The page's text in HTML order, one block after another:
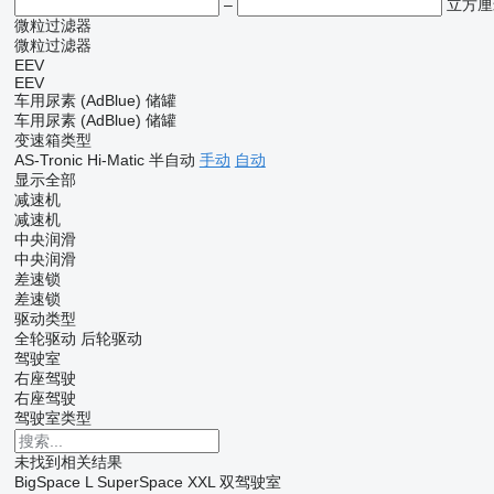
–
立方
微粒过滤器
微粒过滤器
EEV
EEV
车用尿素 (AdBlue) 储罐
车用尿素 (AdBlue) 储罐
变速箱类型
AS-Tronic Hi-Matic 半自动 手动 自动
显示全部
减速机
减速机
中央润滑
中央润滑
差速锁
差速锁
驱动类型
全轮驱动 后轮驱动
驾驶室
右座驾驶
右座驾驶
驾驶室类型
未找到相关结果
BigSpace L SuperSpace XXL 双驾驶室